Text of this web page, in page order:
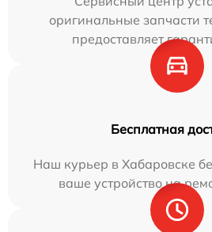
оригинальные запчасти
предоставляет
Бесплатная
Наш курьер в Хабаровске
ваше устройство на